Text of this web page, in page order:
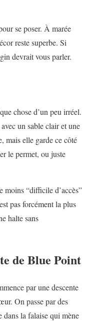
se poser. À marée
reste superbe. Si
devrait vous parler.
chose d’un peu irréel.
un sable clair et une
mais elle garde ce côté
le permet, ou juste
moins “difficile d’accès”
pas forcément la plus
halte sans
de Blue Point
par une descente
On passe par des
dans la falaise qui mène